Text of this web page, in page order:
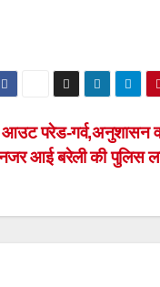
आउट परेड-गर्व,अनुशासन
आई बरेली की पुलिस